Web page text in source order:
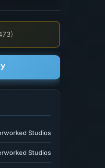
Studios
Studios